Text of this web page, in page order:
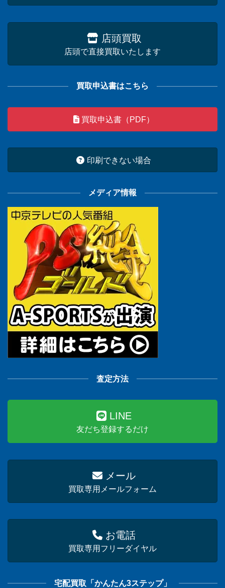
店頭買取
店頭で直接買取いたします
買取申込書はこちら
買取申込書（PDF）
印刷できない場合
メディア情報
査定方法
LINE
友だち登録するだけ
メール
買取専用メールフォーム
お電話
買取専用フリーダイヤル
宅配買取「かんたん3ステップ」